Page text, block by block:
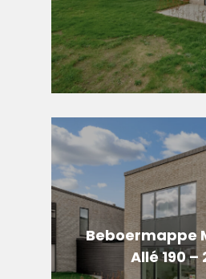
Beboermappe
Allé 190 –